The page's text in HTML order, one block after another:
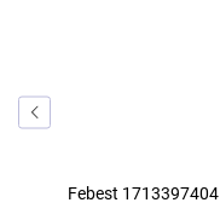
Febest 1713397404